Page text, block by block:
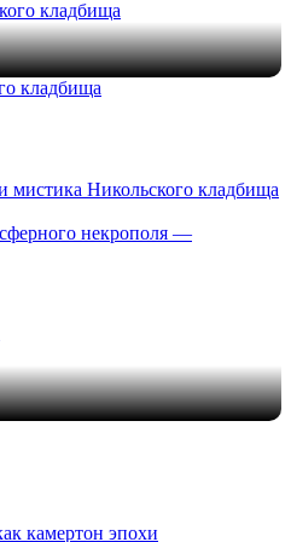
кладбища
некрополя —